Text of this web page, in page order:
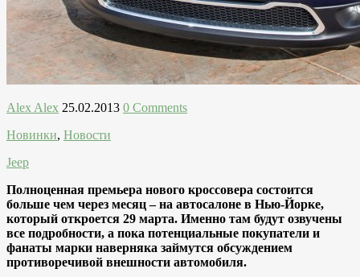
Alex Alex 25.02.2013 0 Comments
Новинки, Новости
Jeep
Полноценная премьера нового кроссовера состоится
больше чем через месяц – на автосалоне в Нью-Йорке,
который откроется 29 марта. Именно там будут озвучены
все подробности, а пока потенциальные покупатели и
фанаты марки наверняка займутся обсуждением
противоречивой внешности автомобиля.